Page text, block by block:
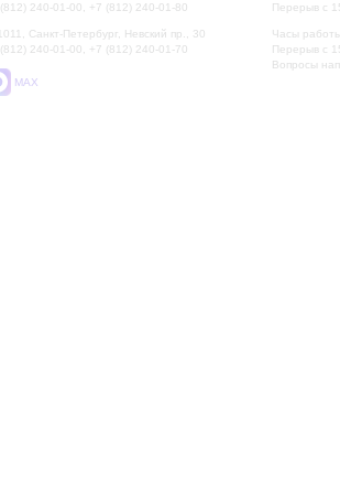
240-01-00, +7 (812) 240-01-80
Санкт-Петербург, Невский пр., 30
240-01-00, +7 (812) 240-01-70
MAX
Перерыв с
Часы
Перерыв с
Вопросы